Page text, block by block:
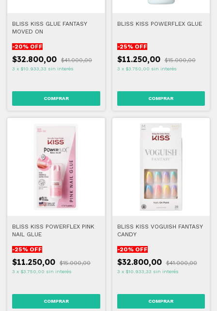
BLISS KISS GLUE FANTASY
MOVED ON
-20% OFF
$32.800,00 $41.000,00
3 x $10.933,33 sin interés
BLISS KISS POWERFLEX GLUE
-25% OFF
$11.250,00 $15.000,00
3 x $3.750,00 sin interés
BLISS KISS POWERFLEX PINK
NAIL GLUE
-25% OFF
$11.250,00 $15.000,00
3 x $3.750,00 sin interés
BLISS KISS VOGUISH FANTASY
CANDY
-20% OFF
$32.800,00 $41.000,00
3 x $10.933,33 sin interés